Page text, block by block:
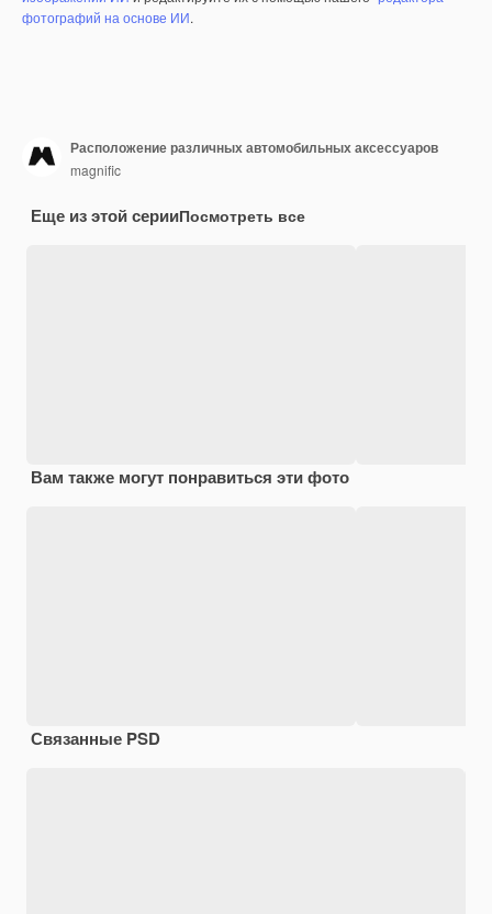
фотографий на основе ИИ.
Расположение различных автомобильных аксессуаров
magnific
Еще из этой серииПосмотреть все
Вам также могут понравиться эти фото
Связанные PSD